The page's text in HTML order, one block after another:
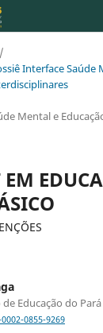
/
Interface Saúde
Mental e
Educação do Pará
0855-9269